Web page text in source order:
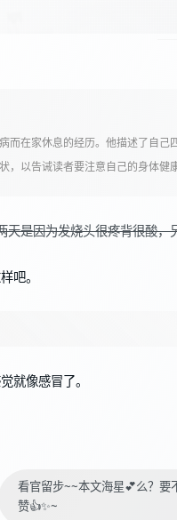
在家休息的经历。他描述了自
以告诫读者要注意自己的身体健康
是因为发烧头很疼背很酸
吧。
就像感冒了。
看官留步~~本文海星💕么？要
赞👍✨~